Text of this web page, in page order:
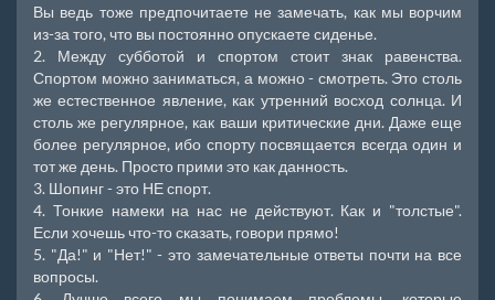
Вы ведь тоже предпочитаете не замечать, как мы ворчим
из-за того, что вы постоянно опускаете сиденье.
2. Между субботой и спортом стоит знак равенства.
Спортом можно заниматься, а можно - смотреть. Это столь
же естественное явление, как утренний восход солнца. И
столь же регулярное, как ваши критические дни. Даже еще
более регулярное, ибо спорту посвящается всегда один и
тот же день. Просто прими это как данность.
3. Шопинг - это НЕ спорт.
4. Тонкие намеки на нас не действуют. Как и "толстые".
Если хочешь что-то сказать, говори прямо!
5. "Да!" и "Нет!" - это замечательные ответы почти на все
вопросы.